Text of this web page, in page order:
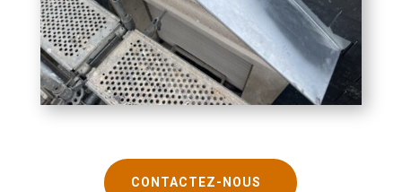
CONTACTEZ-NOUS